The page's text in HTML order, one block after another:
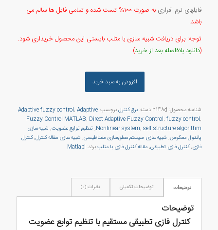
فایلهای نرم افزاری
به صورت ۱۰۰% تست شده و تمامی فایل ها سالم می
باشد.
توجه: برای دریافت شبیه سازی با متلب بایستی این محصول خریداری شود.
(دانلود بلافاصله بعد از خرید)
افزودن به سبد خرید
شناسه محصول: h148d دسته: برق کنترلبرچسب: Adaptive fuzzy control,Adaptive
Fuzzy Control MATLAB, Direct Adaptive Fuzzy Control,fuzzy control,
Nonlinear system,self structure algorithm
, تنظیم توابع عضویت, شبیه‌سازی
پاندول معکوس, شبیه‌سازی سیستم معلق‌سازی مغناطیسی, شبیه‌سازی مقاله کنترل,کنترل
فازی,کنترل فازی تطبیقی,مقاله کنترل فازی با متلببرند: Matlabi
توضیحات توضیحات تکمیلی نظرات (0)
توضیحات
کنترل فازی تطبیقی مستقیم با تنظیم توابع عضویت